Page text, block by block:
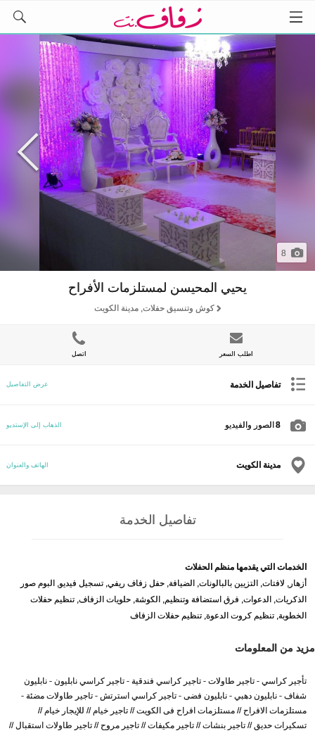
8
يحيي المحيسن لمستلزمات الأفراح
كوش وتنسيق حفلات, مدينة الكويت
اطلب السعر اتصل
تفاصيل الخدمة عرض التفاصيل
8 الصور والفيديو الذهاب إلى الإستديو
مدينة الكويت الهاتف والعنوان
تفاصيل الخدمة
الخدمات التي يقدمها منظم الحفلات
أزهار, لافتات, التزيين بالبالونات, الضيافة, حفل زفاف ريفي, تسجيل فيديو, البوم صور
الذكريات, الدعوات, فرق استضافة وتنظيم, الكوشة, حلويات الزفاف, تنظيم حفلات
الخطوبة, تنظيم كروت الدعوة, تنظيم حفلات الزفاف
مزيد من المعلومات
تأجير كراسي - تاجير طاولات - تاجير كراسي فندقية - تاجير كراسي نابليون - نابليون
شفاف - نابليون دهبي - نابليون فضى - تاجير كراسي استرتش - تاجير طاولات مضئة -
مستلزمات الافراح // مستلزمات افراح فى الكويت // تاجير خيام // للإيجار خيام //
تسكيرات حديق // تاجير بنشات // تاجير مكيفات // تاجير مروح // تاجير طاولات استقبال //